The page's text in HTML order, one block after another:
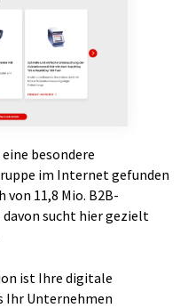
besondere
im Internet gefunden
von 11,8 Mio. B2B-
sucht hier gezielt
ist Ihre digitale
Ihr Unternehmen